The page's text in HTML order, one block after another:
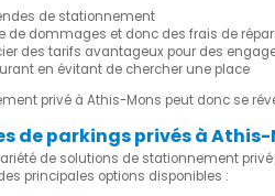
de stationnement
de dommages et donc des frais de
des tarifs avantageux pour des
en évitant de chercher une place
privé à Athis-Mons peut donc se
de parkings privés à Athis-
de solutions de stationnement
principales options disponibles :